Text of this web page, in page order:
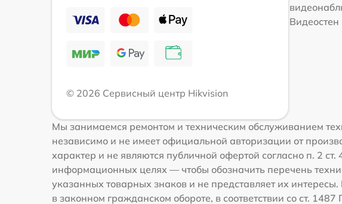
© 2026 Сервисный центр Hikvision
Видеостен
Мы занимаемся ремонтом и техническим обслуживанием
независимо и не имеет официальной авторизации от
характер и не являются публичной офертой согласно п. 2
информационных целях — чтобы обозначить перечень
указанных товарных знаков и не представляет их
в законном гражданском обороте, в соответствии со ст. 1487